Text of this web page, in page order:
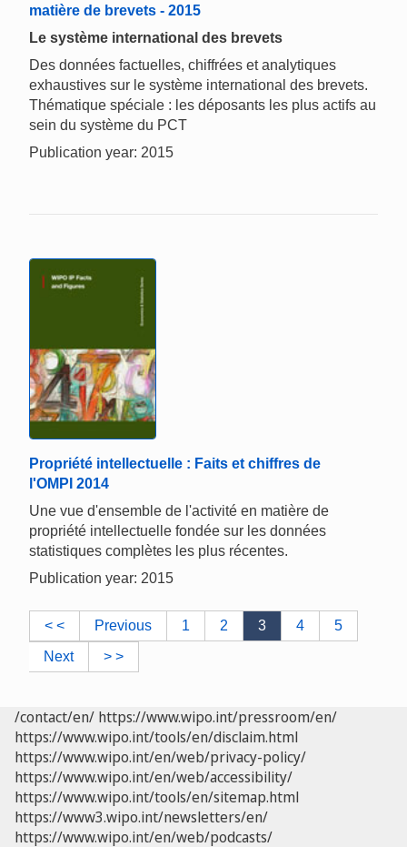
matière de brevets - 2015
Le système international des brevets
Des données factuelles, chiffrées et analytiques
exhaustives sur le système international des brevets.
Thématique spéciale : les déposants les plus actifs au
sein du système du PCT
Publication year: 2015
Propriété intellectuelle : Faits et chiffres de
l'OMPI 2014
Une vue d'ensemble de l'activité en matière de
propriété intellectuelle fondée sur les données
statistiques complètes les plus récentes.
Publication year: 2015
< < Previous 1 2 3 4
5
Next
> >
/contact/en/ https://www.wipo.int/pressroom/en/
https://www.wipo.int/tools/en/disclaim.html
https://www.wipo.int/en/web/privacy-policy/
https://www.wipo.int/en/web/accessibility/
https://www.wipo.int/tools/en/sitemap.html
https://www3.wipo.int/newsletters/en/
https://www.wipo.int/en/web/podcasts/